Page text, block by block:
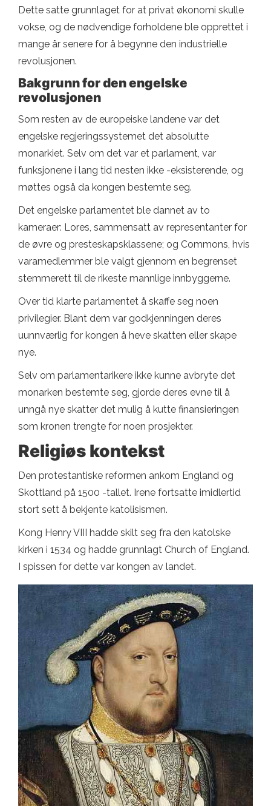
Dette satte grunnlaget for at privat økonomi skulle
vokse, og de nødvendige forholdene ble opprettet i
mange år senere for å begynne den industrielle
revolusjonen.
Bakgrunn for den engelske
revolusjonen
Som resten av de europeiske landene var det
engelske regjeringssystemet det absolutte
monarkiet. Selv om det var et parlament, var
funksjonene i lang tid nesten ikke -eksisterende, og
møttes også da kongen bestemte seg.
Det engelske parlamentet ble dannet av to
kameraer: Lores, sammensatt av representanter for
de øvre og presteskapsklassene; og Commons, hvis
varamedlemmer ble valgt gjennom en begrenset
stemmerett til de rikeste mannlige innbyggerne.
Over tid klarte parlamentet å skaffe seg noen
privilegier. Blant dem var godkjenningen deres
uunnværlig for kongen å heve skatten eller skape
nye.
Selv om parlamentarikere ikke kunne avbryte det
monarken bestemte seg, gjorde deres evne til å
unngå nye skatter det mulig å kutte finansieringen
som kronen trengte for noen prosjekter.
Religiøs kontekst
Den protestantiske reformen ankom England og
Skottland på 1500 -tallet. Irene fortsatte imidlertid
stort sett å bekjente katolisismen.
Kong Henry VIII hadde skilt seg fra den katolske
kirken i 1534 og hadde grunnlagt Church of England.
I spissen for dette var kongen av landet.